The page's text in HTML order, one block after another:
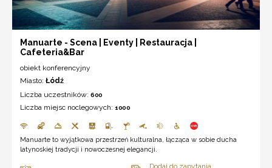
Manuarte - Scena | Eventy | Restauracja |
Cafeteria&Bar
obiekt konferencyjny
Miasto: Łódź
Liczba uczestników: 600
Liczba miejsc noclegowych: 1000
Manuarte to wyjątkowa przestrzeń kulturalna, łącząca w sobie ducha
latynoskiej tradycji i nowoczesnej elegancji.